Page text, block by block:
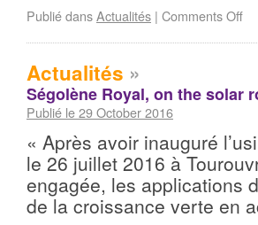
Publié dansActualités | Comments Off
Actualités »
Ségolène Royal, on the solar
Publié le 29 October 2016
« Après avoir inauguré
le 26 juillet 2016 à
engagée, les applications
de la croissance verte en